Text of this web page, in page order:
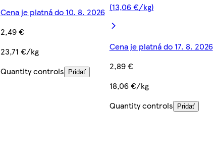
Cena je platná do 10. 8. 2026
2,49 €
23,71 €/kg
Quantity controls
Pridať
(13,06 €/kg)
Cena je platná do 17. 8. 2026
2,89 €
18,06 €/kg
Quantity controls
Pridať